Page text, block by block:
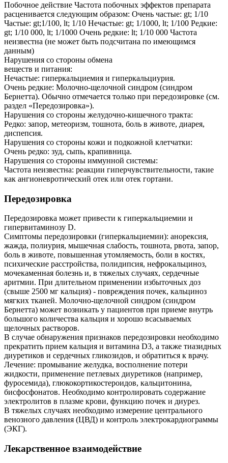
Побочное действие Частота побочных эффектов препарата
расценивается следующим образом: Очень частые: gt; 1/10
Частые: gt;1/100, lt; 1/10 Нечастые: gt; 1/1000, lt; 1/100 Редкие:
gt; 1/10 000, lt; 1/1000 Очень редкие: lt; 1/10 000 Частота
неизвестна (не может быть подсчитана по имеющимся
данным)
Нарушения со стороны обмена
веществ и питания:
Нечастые: гиперкальциемия и гиперкальциурия.
Очень редкие: Молочно-щелочной синдром (синдром
Бернетта). Обычно отмечается только при передозировке (см.
раздел «Передозировка»).
Нарушения со стороны желудочно-кишечного тракта:
Редко: запор, метеоризм, тошнота, боль в животе, диарея,
диспепсия.
Нарушения со стороны кожи и подкожной клетчатки:
Очень редко: зуд, сыпь, крапивница.
Нарушения со стороны иммунной системы:
Частота неизвестна: реакции гиперчувствительности, такие
как ангионевротический отек или отек гортани.
Передозировка
Передозировка может привести к гиперкальциемии и
гипервитаминозу D.
Симптомы передозировки (гиперкальциемии): анорексия,
жажда, полиурия, мышечная слабость, тошнота, рвота, запор,
боль в животе, повышенная утомляемость, боли в костях,
психические расстройства, полидипсия, нефрокальциноз,
мочекаменная болезнь и, в тяжелых случаях, сердечные
аритмии. При длительном применении избыточных доз
(свыше 2500 мг кальция) - повреждения почек, кальциноз
мягких тканей. Молочно-щелочной синдром (синдром
Бернетта) может возникать у пациентов при приеме внутрь
большого количества кальция и хорошо всасываемых
щелочных растворов.
В случае обнаружения признаков передозировки необходимо
прекратить прием кальция и витамина D3, а также тиазидных
диуретиков и сердечных гликозидов, и обратиться к врачу.
Лечение: промывание желудка, восполнение потери
жидкости, применение петлевых диуретиков (например,
фуросемида), глюкокортикостероидов, кальцитонина,
бисфосфонатов. Необходимо контролировать содержание
электролитов в плазме крови, функцию почек и диурез.
В тяжелых случаях необходимо измерение центрального
венозного давления (ЦВД) и контроль электрокардиограммы
(ЭКГ).
Лекарственное взаимодействие